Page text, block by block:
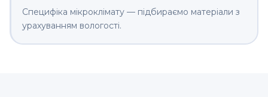
Специфіка мікроклімату — підбираємо матеріали з
урахуванням вологості.